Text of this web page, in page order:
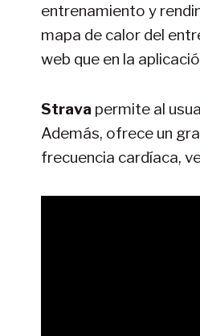
entrenamiento y
mapa de calor del
web que en la
Strava permite al
Además, ofrece un
frecuencia cardíaca,